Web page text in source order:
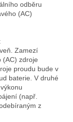
odběru
(AC)
Zamezí
(AC) zdroje
proudu bude v
baterie. V druhé
(např.
z